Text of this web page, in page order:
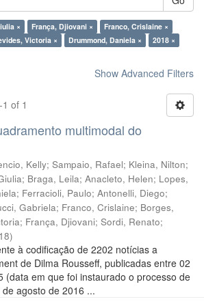
× França, Djiovani ×
Franco, Crislaine ×
Victoria × Drummond, Daniela ×
2018 ×
Show Advanced Filters
of 1
multimodal do
Kelly; Sampaio, Rafael; Kleina, Nilton;
; Braga, Leila; Anacleto, Helen; Lopes,
; Ferracioli, Paulo; Antonelli, Diego;
Gabriela; Franco, Crislaine; Borges,
; França, Djiovani; Sordi, Renato;
)
à codificação de 2202 notícias a
de Dilma Rousseff, publicadas entre 02
(data em que foi instaurado o processo de
agosto de 2016 ...